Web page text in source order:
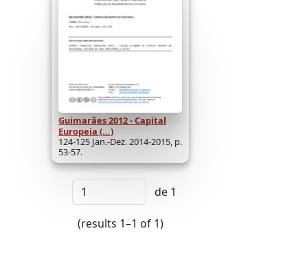
Guimarães 2012 - Capital
Europeia (...)
124-125 Jan.-Dez. 2014-2015, p.
53-57.
de 1
(results 1–1 of 1)